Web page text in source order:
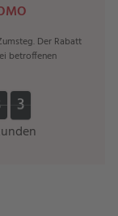
Der Rabatt
betroffenen
3
4
4
3